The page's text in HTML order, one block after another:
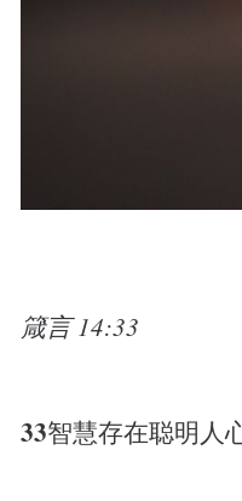
箴言 14:33
33智慧存在聪明人